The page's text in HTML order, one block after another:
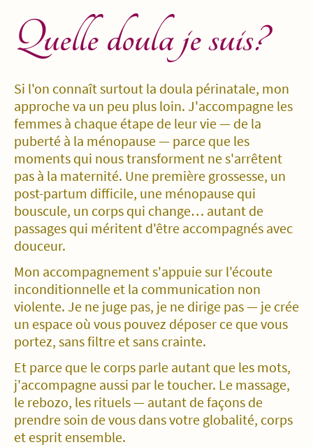
Quelle doula je suis?
Si l'on connaît surtout la doula périnatale, mon
approche va un peu plus loin. J'accompagne les
femmes à chaque étape de leur vie — de la
puberté à la ménopause — parce que les
moments qui nous transforment ne s'arrêtent
pas à la maternité. Une première grossesse, un
post-partum difficile, une ménopause qui
bouscule, un corps qui change… autant de
passages qui méritent d'être accompagnés avec
douceur.
Mon accompagnement s'appuie sur l'écoute
inconditionnelle et la communication non
violente. Je ne juge pas, je ne dirige pas — je crée
un espace où vous pouvez déposer ce que vous
portez, sans filtre et sans crainte.
Et parce que le corps parle autant que les mots,
j'accompagne aussi par le toucher. Le massage,
le rebozo, les rituels — autant de façons de
prendre soin de vous dans votre globalité, corps
et esprit ensemble.